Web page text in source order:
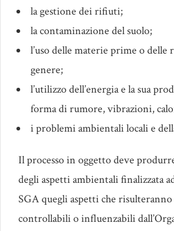
la gestione dei rifiuti;
la contaminazione del suolo;
l’uso delle materie prime o delle
genere;
l’utilizzo dell’energia e la sua
forma di rumore, vibrazioni,
i problemi ambientali locali e
Il processo in oggetto deve
degli aspetti ambientali finalizzata
SGA quegli aspetti che
controllabili o influenzabili